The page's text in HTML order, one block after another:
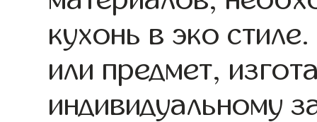
кухонь в эко
или предмет,
индивидуальному